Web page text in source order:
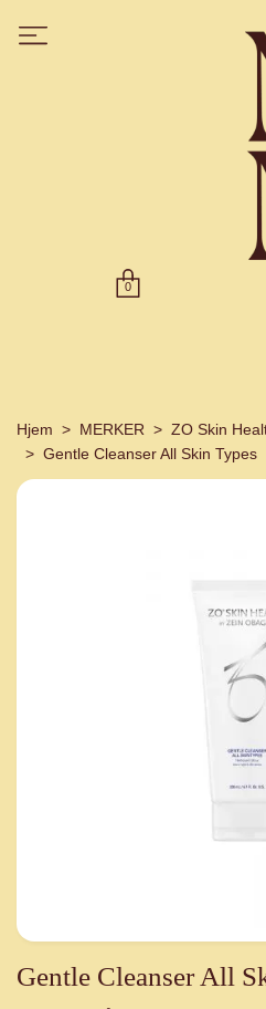
0
Hjem MERKER
ZO Skin
Gentle Cleanser All Skin Types
Gentle Cleanser All